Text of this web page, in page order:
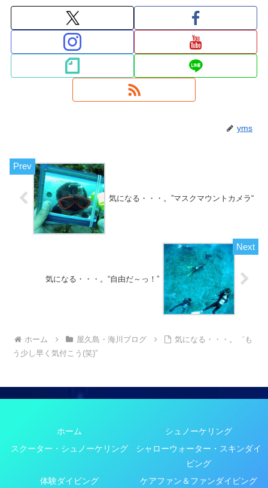
yms
気になる・・・。”マスクマウントカメラ“
気になる・・・。“自由だ～っ！”
ホーム 屋久島・海川ブログ
気になる・・・。゛も
う少し早く気付こう(笑)”
ホーム
シュノーケリング
スクーター・シュノーケリング
シャローウォーター・スキンダイ
ビング
体験ダイビング
ケアファン＆ファンダイビング